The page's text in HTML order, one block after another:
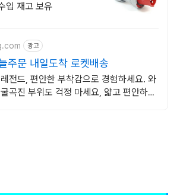
입 재고 보유
광고
주문 내일도착 로켓배송
전드, 편안한 부착감으로 경험하세요. 와
곡진 부위도 걱정 마세요, 얇고 편안하게